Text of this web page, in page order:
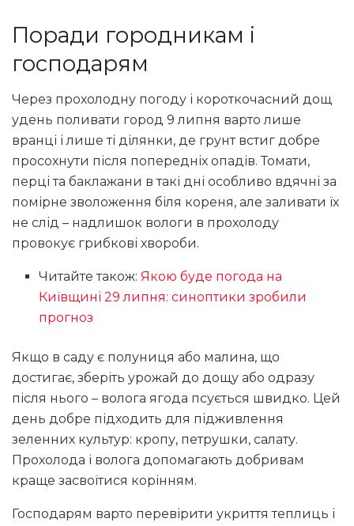
Поради городникам і
господарям
Через прохолодну погоду і короткочасний дощ
удень поливати город 9 липня варто лише
вранці і лише ті ділянки, де грунт встиг добре
просохнути після попередніх опадів. Томати,
перці та баклажани в такі дні особливо вдячні за
помірне зволоження біля кореня, але заливати їх
не слід – надлишок вологи в прохолоду
провокує грибкові хвороби.
Читайте також:Якою буде погода на
Київщині 29 липня: синоптики зробили
прогноз
Якщо в саду є полуниця або малина, що
достигає, зберіть урожай до дощу або одразу
після нього – волога ягода псується швидко. Цей
день добре підходить для підживлення
зеленних культур: кропу, петрушки, салату.
Прохолода і волога допомагають добривам
краще засвоїтися корінням.
Господарям варто перевірити укриття теплиць і